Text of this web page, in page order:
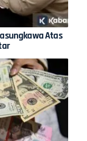
Atas